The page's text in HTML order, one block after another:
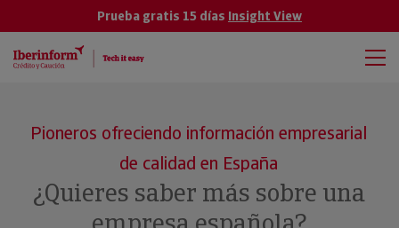
Prueba gratis 15 días Insight View
Pioneros ofreciendo información empresarial
de calidad en España
¿Quieres saber más sobre una